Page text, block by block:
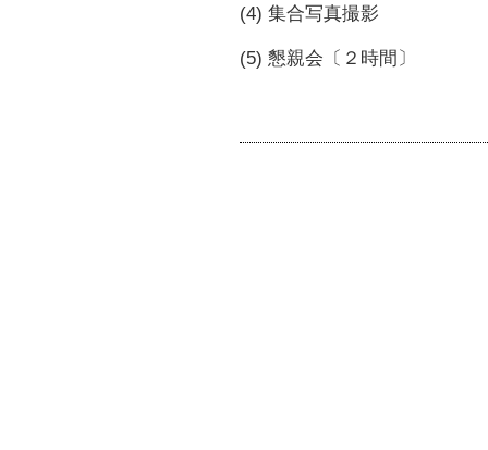
(4) 集合写真撮影
(5) 懇親会〔２時間〕